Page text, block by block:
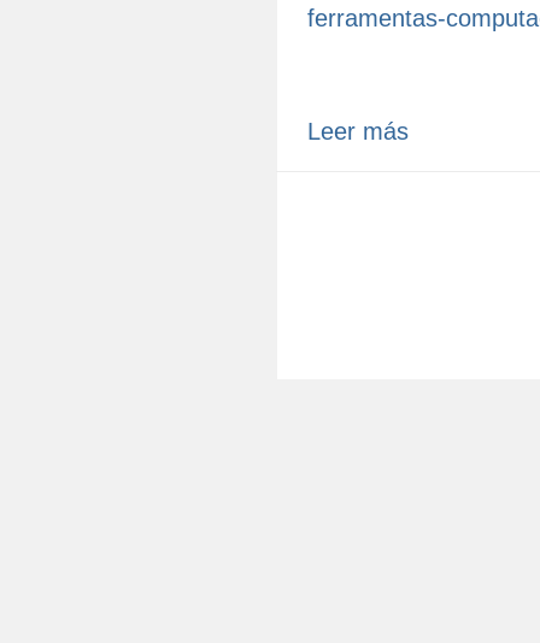
ferramentas-
Leer más